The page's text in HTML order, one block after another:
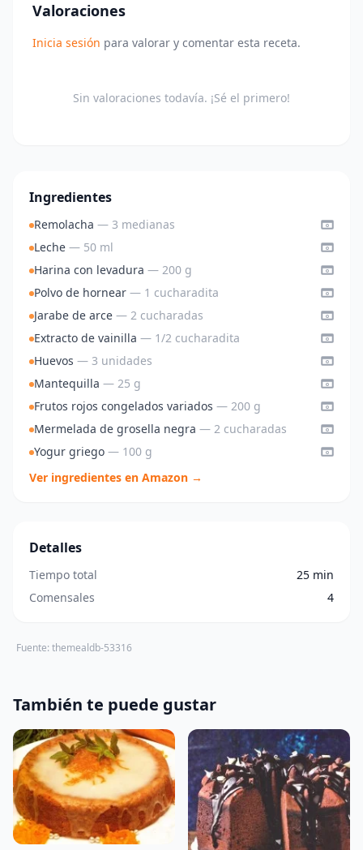
Valoraciones
Inicia sesión para valorar y comentar esta receta.
Sin valoraciones todavía. ¡Sé el primero!
Ingredientes
Remolacha — 3 medianas
Leche — 50 ml
Harina con levadura — 200 g
Polvo de hornear — 1 cucharadita
Jarabe de arce — 2 cucharadas
Extracto de vainilla — 1/2 cucharadita
Huevos — 3 unidades
Mantequilla — 25 g
Frutos rojos congelados variados — 200 g
Mermelada de grosella negra — 2 cucharadas
Yogur griego — 100 g
Ver ingredientes en Amazon →
Detalles
Tiempo total
25 min
Comensales
4
Fuente: themealdb-53316
También te puede gustar